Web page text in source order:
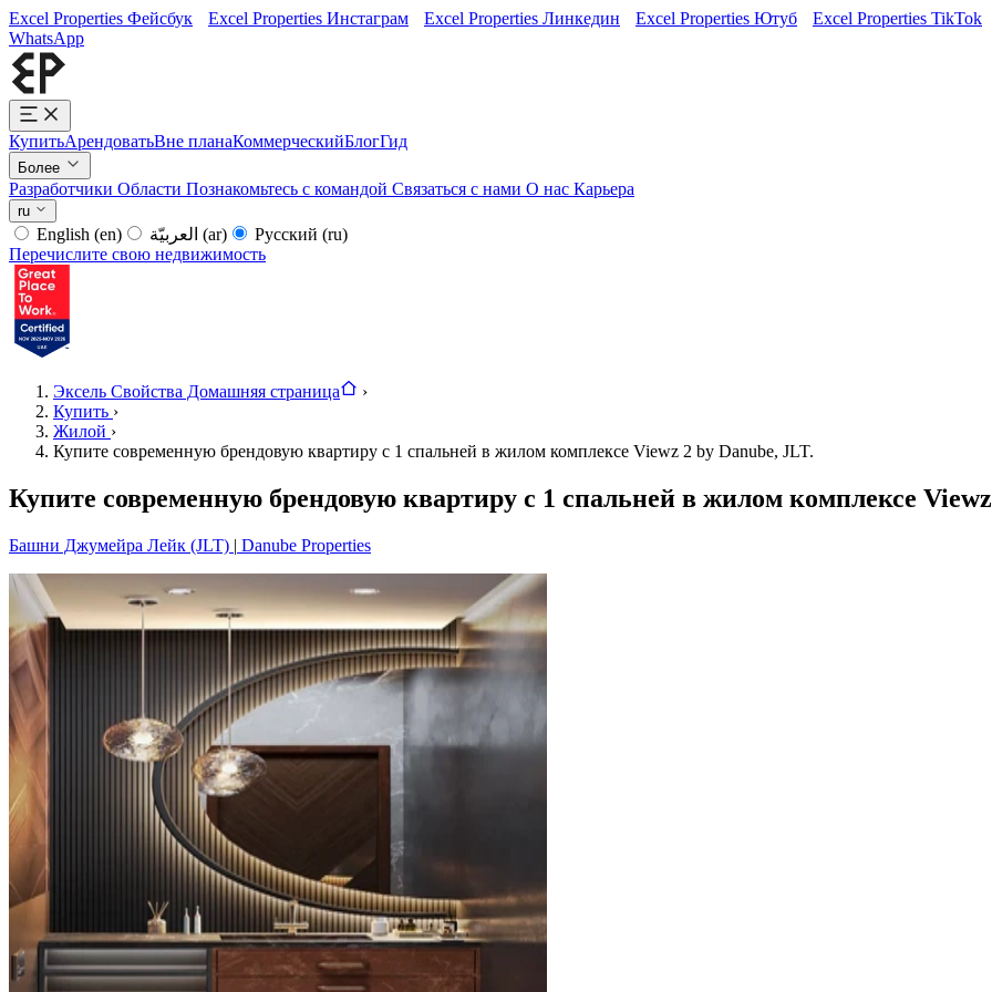
Excel Properties Фейсбук Excel Properties Инстаграм Excel Properties Линкедин Excel Properties Ютуб Excel Properties TikTok
WhatsApp
КупитьАрендоватьВне планаКоммерческийБлогГид
Более
Разработчики Области Познакомьтесь с командой Связаться с нами О нас Карьера
ru
English (en) (ar) Русский (ru)
Перечислите свою недвижимость
Эксель Свойства Домашняя страница
›
Купить ›
Жилой ›
Купите современную брендовую квартиру с 1 спальней в жилом комплексе Viewz 2 by Danube, JLT.
Купите современную брендовую квартиру с 1 спальней в жилом комплексе
Башни Джумейра Лейк (JLT) | Danube Properties